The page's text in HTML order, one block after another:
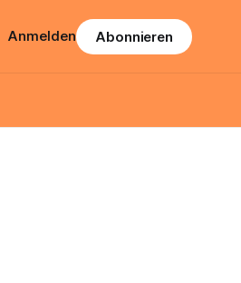
Anmelden Abonnieren